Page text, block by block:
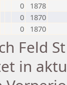
0
1878
0
1870
0 1870
Feld
in